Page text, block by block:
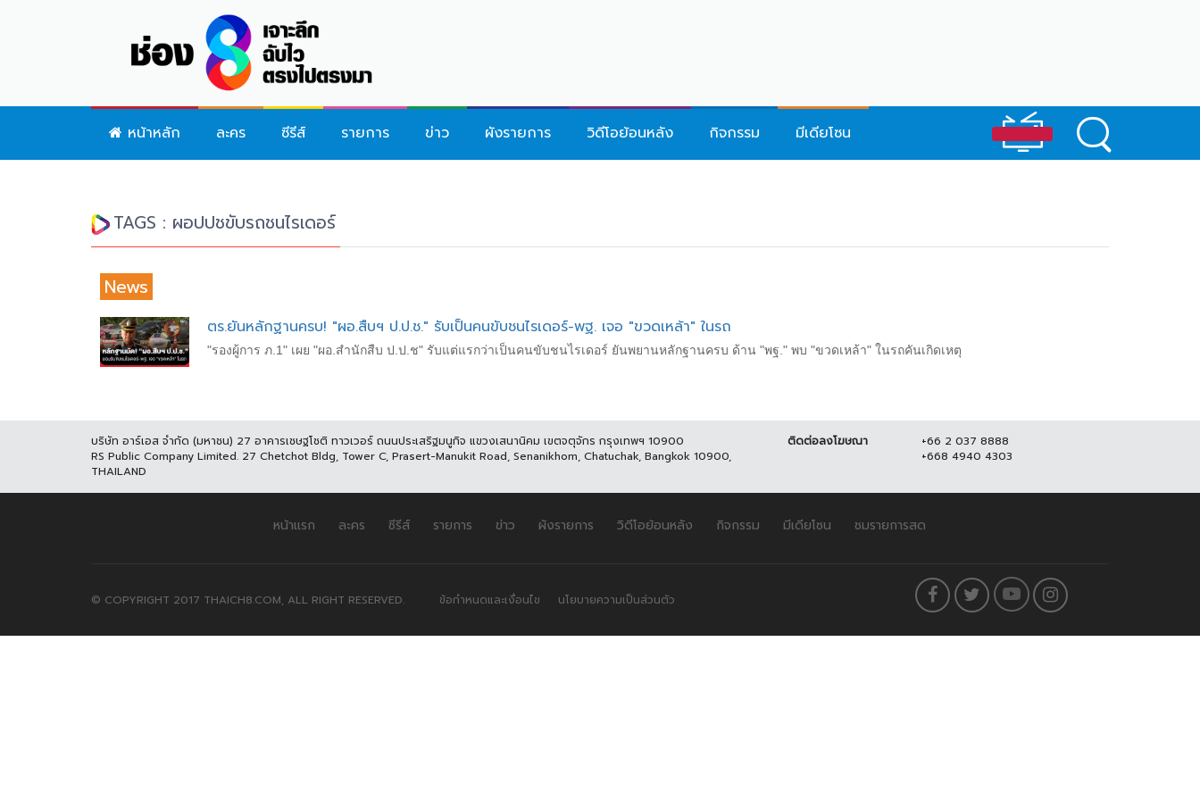
หน้าหลัก ละคร ซีรีส์ รายการ ข่าว ผังรายการ วิดีโอย้อนหลัง กิจกรรม มีเดียโซน
TAGS : ผอปปชขับรถชนไรเดอร์
News
ตร.ยันหลักฐานครบ! "ผอ.สืบฯ ป.ป.ช." รับเป็นคนขับชนไรเดอร์-พฐ. เจอ "ขวดเหล้า" ในรถ
"รองผู้การ ภ.1" เผย "ผอ.สำนักสืบ ป.ป.ช" รับแต่แรกว่าเป็นคนขับชนไรเดอร์ ยันพยานหลักฐานครบ ด้าน "พฐ." พบ "ขวดเหล้า" ในรถคันเกิดเหตุ
บริษัท อาร์เอส จำกัด (มหาชน) 27 อาคารเชษฐโชติ ทาวเวอร์ ถนนประเสริฐมนูกิจ แขวงเสนานิคม เขตจตุจักร กรุงเทพฯ 10900
RS Public Company Limited. 27 Chetchot Bldg, Tower C, Prasert-Manukit Road, Senanikhom, Chatuchak, Bangkok 10900,
THAILAND
ติดต่อลงโฆษณา
+66 2 037 8888
+668 4940 4303
หน้าแรก ละคร ซีรีส์ รายการ ข่าว ผังรายการ วิดีโอย้อนหลัง กิจกรรม มีเดียโซน ชมรายการสด
© COPYRIGHT 2017 THAICH8.COM, ALL RIGHT RESERVED. ข้อกำหนดและเงื่อนไข นโยบายความเป็นส่วนตัว